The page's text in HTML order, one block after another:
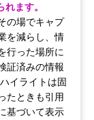
ます。
の場でキャプ
を減らし、情
行った場所に
証済みの情報
イライトは固
たときも引用
基づいて表示